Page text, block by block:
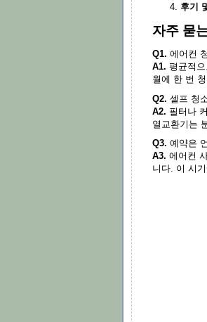
후기
자주 묻
Q1. 에어컨
A1. 평균적
월에 한 번
Q2. 셀프 청
A2. 필터나
열교환기는
Q3. 예약은
A3. 에어컨
니다. 이 시